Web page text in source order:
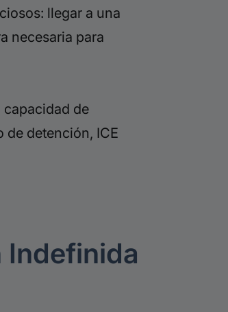
llegar a una
necesaria para
capacidad de
de detención, ICE
Indefinida